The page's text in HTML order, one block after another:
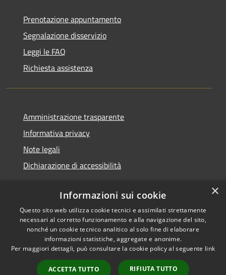
Prenotazione appuntamento
Segnalazione disservizio
Leggi le FAQ
Richiesta assistenza
Amministrazione trasparente
Informativa privacy
Note legali
Dichiarazione di accessibilità
RSS
Accessibilità
Cookie
Mappa del sito
Copyright © 2026 • Comune di
Casei Gerola • Powered by
Municipium•Accesso
redazione
×
Informazioni sui cookie
Questo sito web utilizza cookie tecnici e assimilati strettamente
necessari al corretto funzionamento e alla navigazione del sito,
nonché un cookie tecnico analitico al solo fine di elaborare
informazioni statistiche, aggregate e anonime.
Per maggiori dettagli, può consultare la cookie policy al seguente link
ACCETTA TUTTO RIFIUTA TUTTO